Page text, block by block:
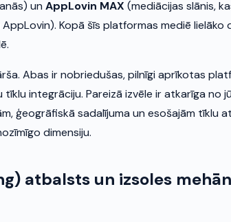
un AppLovin MAX (mediācijas slānis,
Kopā šīs platformas mediē lielāko
Abas ir nobriedušas, pilnīgi aprīkotas
integrāciju. Pareizā izvēle ir atkarīga no
ģeogrāfiskā sadalījuma un esošajām tīklu
dimensiju.
atbalsts un izsoles